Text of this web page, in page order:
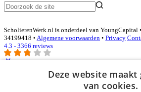
ScholierenWerk.nl is onderdeel van YoungCapital
34199418 • Algemene voorwaarden • Privacy
4.3 - 3366 reviews
Inloggen als bedrijf
Deze website maakt
van cookies.